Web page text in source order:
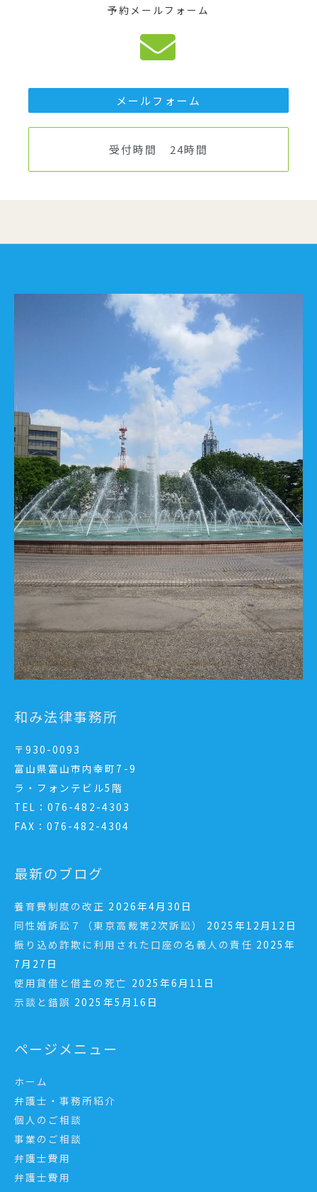
予約メールフォーム
メールフォーム
受付時間 24時間
和み法律事務所
〒930-0093
富山県富山市内幸町7-9
ラ・フォンテビル5階
TEL：076-482-4303
FAX：076-482-4304
最新のブログ
養育費制度の改正 2026年4月30日
同性婚訴訟７（東京高裁第2次訴訟）
2025年12月12日
振り込め詐欺に利用された口座の名義人の責任 2025年
7月27日
使用貸借と借主の死亡 2025年6月11日
示談と錯誤 2025年5月16日
ページメニュー
ホーム
弁護士・事務所紹介
個人のご相談
事業のご相談
弁護士費用
弁護士費用